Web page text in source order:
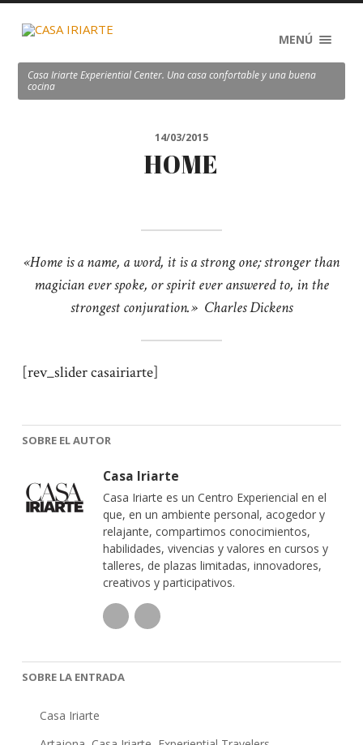
MENÚ
Casa Iriarte Experiential Center. Una casa confortable y una buena
cocina
14/03/2015
HOME
«Home is a name, a word, it is a strong one; stronger than
magician ever spoke, or spirit ever answered to, in the
strongest conjuration.» Charles Dickens
[rev_slider casairiarte]
SOBRE EL AUTOR
Casa Iriarte
Casa Iriarte es un Centro Experiencial en el
que, en un ambiente personal, acogedor y
relajante, compartimos conocimientos,
habilidades, vivencias y valores en cursos y
talleres, de plazas limitadas, innovadores,
creativos y participativos.
SOBRE LA ENTRADA
Casa Iriarte